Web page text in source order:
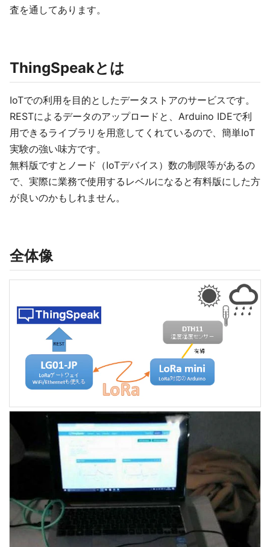
査を通してあります。
ThingSpeakとは
IoTでの利用を目的としたデータストアのサービスです。
RESTによるデータのアップロードと、Arduino IDEで利
用できるライブラリを用意してくれているので、簡単IoT
実験の強い味方です。
無料版ですとノード（IoTデバイス）数の制限等があるの
で、実際に業務で使用するレベルになると有料版にした方
が良いのかもしれません。
全体像